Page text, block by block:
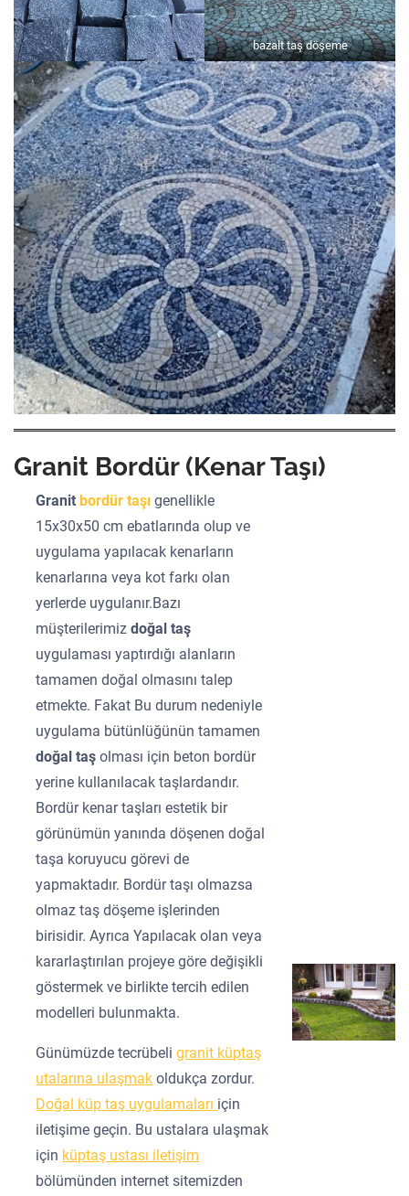
bazalt taş döşeme
Granit Bordür (Kenar Taşı)
Granitbordür taşı genellikle
15x30x50 cm ebatlarında olup ve
uygulama yapılacak kenarların
kenarlarına veya kot farkı olan
yerlerde uygulanır.Bazı
müşterilerimizdoğal taş
uygulaması yaptırdığı alanların
tamamen doğal olmasını talep
etmekte. Fakat Bu durum nedeniyle
uygulama bütünlüğünün tamamen
doğal taşolması için beton bordür
yerine kullanılacak taşlardandır.
Bordür kenar taşları estetik bir
görünümün yanında döşenen doğal
taşa koruyucu görevi de
yapmaktadır. Bordür taşı olmazsa
olmaz taş döşeme işlerinden
birisidir. Ayrıca Yapılacak olan veya
kararlaştırılan projeye göre değişikli
göstermek ve birlikte tercih edilen
modelleri bulunmakta.
Günümüzde tecrübeligranit küptaş
utalarına ulaşmak oldukça zordur.
Doğal küp taş uygulamaları için
iletişime geçin. Bu ustalara ulaşmak
için küptaş ustası iletişim
bölümünden internet sitemizden